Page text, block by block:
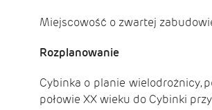
Miejscowość o zwartej
Rozplanowanie
Cybinka o planie wielodrożnicy,
połowie XX wieku do Cybinki